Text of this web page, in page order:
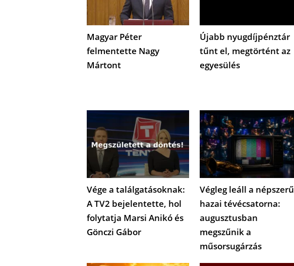
Magyar Péter
felmentette Nagy
Mártont
Újabb nyugdíjpénztár
tűnt el, megtörtént az
egyesülés
Vége a találgatásoknak:
A TV2 bejelentette, hol
folytatja Marsi Anikó és
Gönczi Gábor
Végleg leáll a népszerű
hazai tévécsatorna:
augusztusban
megszűnik a
műsorsugárzás